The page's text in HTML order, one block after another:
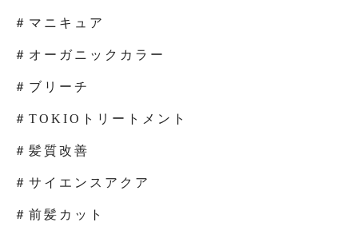
＃マニキュア
＃オーガニックカラー
＃ブリーチ
＃TOKIOトリートメント
＃髪質改善
＃サイエンスアクア
＃前髪カット